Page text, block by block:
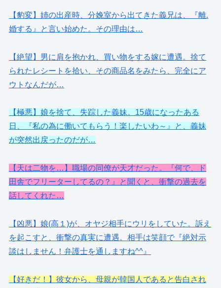
【豹変】姉の出産時、分娩室から出てきた義兄は、『離.
婚する』と言い始めた。その理由は…
【絶望】男に肩を抱かれ、買い物をする嫁に遭遇。捨て
られたレシートを拾い、その商品名をみたら、完全にア
ウトなんだが…
【極悪】娘を捨て、失踪した義妹。15歳になったある
日、『私の為に働いてもらう！楽したいわ～』と、義妹
が突然出戻ったのだが…
【天は二物を…】職場の同僚が天才だった。『何で、ド
田舎でフリーターしてるの？』と聞くと、衝撃の過去を
話してくれた…
【凶悪】娘(高１)が、オヤジ相手にウリをしていた。訴え
を起こすと、衝撃の真実に遭遇。相手は笑顔で『絶対示
談はしません！弁護士を通しますね^^』
【好きだ！】彼女から、母親が韓国人であると告白され